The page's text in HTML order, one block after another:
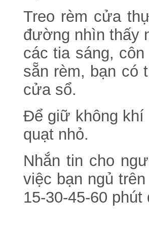
Treo rèm cửa
đường nhìn thấy
các tia sáng,
sẵn rèm, bạn có
cửa sổ.
Để giữ không khí
quạt nhỏ.
Nhắn tin cho
việc bạn ngủ
15-30-45-60